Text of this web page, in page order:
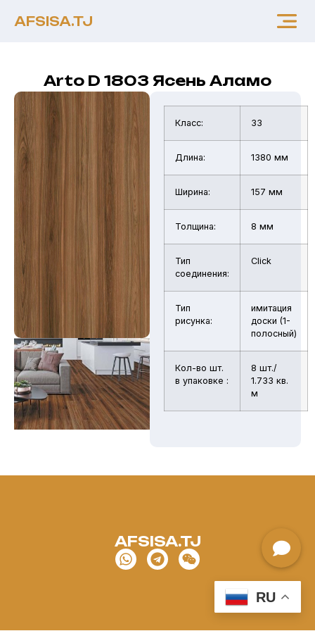
AFSISA.TJ
Arto D 1803 Ясень Аламо
Класс: 33
Длина: 1380 мм
Ширина: 157 мм
Толщина: 8 мм
Тип
соединения:
Click
Тип
рисунка:
имитация
доски (1-
полосный)
Кол-во шт.
в упаковке :
8 шт./
1.733 кв.
м
AFSISA.TJ
RU